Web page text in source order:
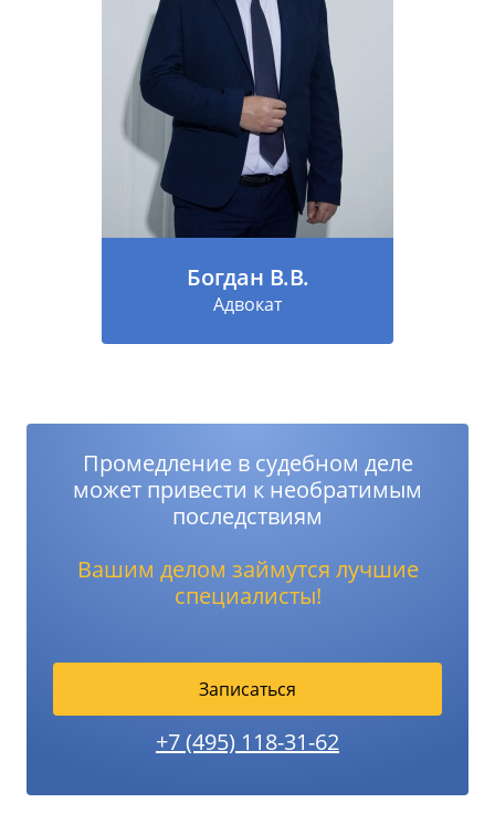
Богдан В.В.
Адвокат
Промедление в судебном деле
может привести к необратимым
последствиям
Вашим делом займутся лучшие
специалисты!
Записаться
+7 (495) 118-31-62